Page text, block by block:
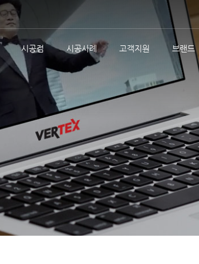
시공점 시공사례 고객지원 브랜드